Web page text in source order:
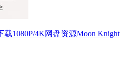
载1080P/4K网盘资源Moon Knight